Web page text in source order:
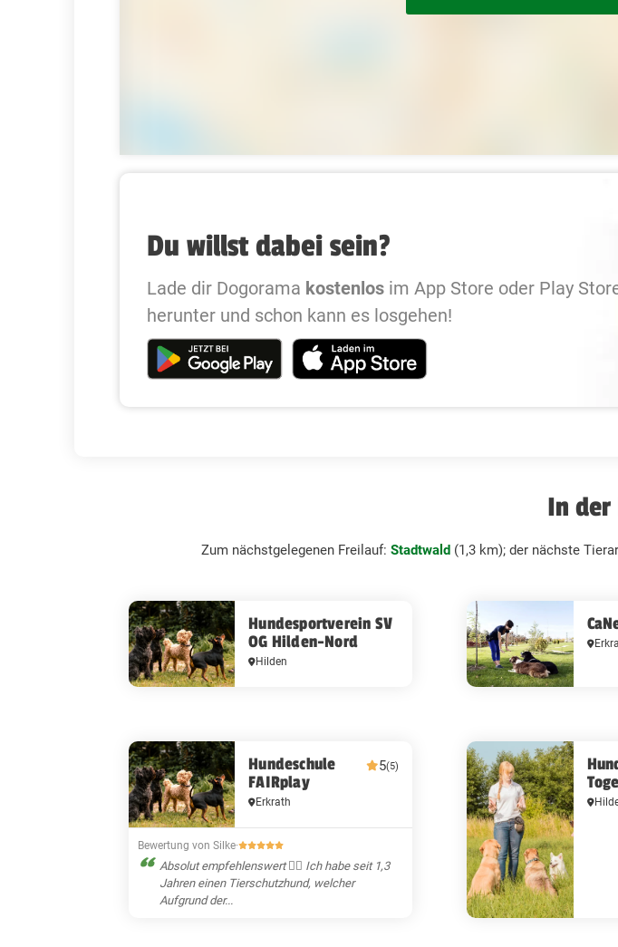
Du willst dabei sein?
Lade dir Dogorama kostenlos im App Store oder Play
herunter und schon kann es losgehen!
In der
Zum nächstgelegenen Freilauf: Stadtwald (1,3 km); der nächste
Hundesportverein SV
OG Hilden-Nord
Hilden
Hundeschule
FAIRplay
5(5)
Erkrath
Bewertung von Silke·
Absolut empfehlenswert 👍🏼 Ich habe seit 1,3
Jahren einen Tierschutzhund, welcher
Aufgrund der...